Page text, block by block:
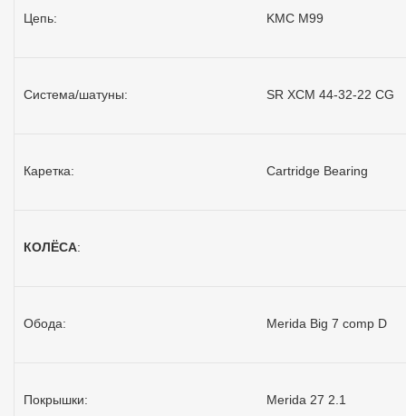
Цепь: KMC M99
Система/шатуны: SR XCM 44-32-22 CG
Каретка: Cartridge Bearing
КОЛЁСА:
Обода: Merida Big 7 comp D
Покрышки: Merida 27 2.1